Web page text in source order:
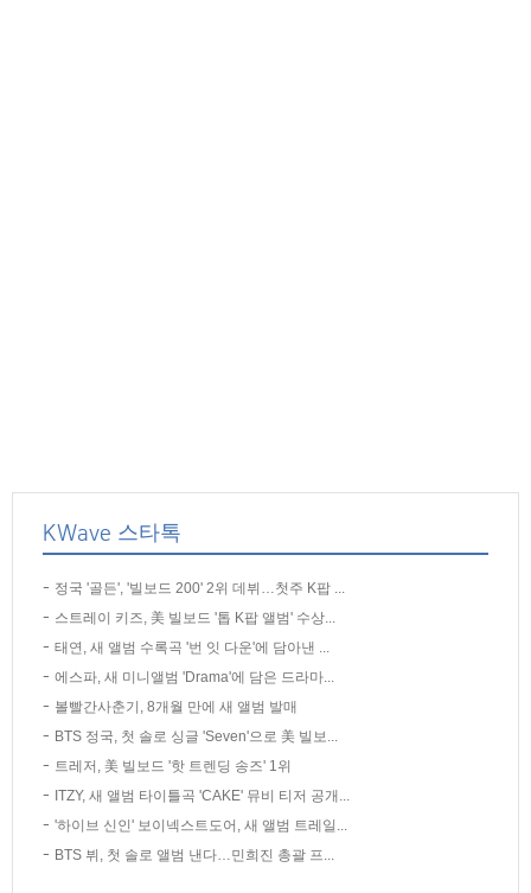
KWave 스타톡
정국 '골든', '빌보드 200' 2위 데뷔…첫주 K팝 ...
스트레이 키즈, 美 빌보드 '톱 K팝 앨범' 수상...
태연, 새 앨범 수록곡 '번 잇 다운'에 담아낸 ...
에스파, 새 미니앨범 'Drama'에 담은 드라마...
볼빨간사춘기, 8개월 만에 새 앨범 발매
BTS 정국, 첫 솔로 싱글 'Seven'으로 美 빌보...
트레저, 美 빌보드 '핫 트렌딩 송즈' 1위
ITZY, 새 앨범 타이틀곡 'CAKE' 뮤비 티저 공개...
'하이브 신인' 보이넥스트도어, 새 앨범 트레일...
BTS 뷔, 첫 솔로 앨범 낸다…민희진 총괄 프...